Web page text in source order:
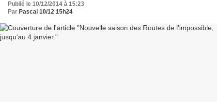
Publié le 10/12/2014 à 15:23
Par Pascal 10/12 15h24